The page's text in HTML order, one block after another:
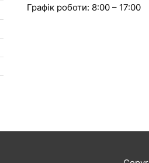
Графік роботи: 8:00 – 17:00